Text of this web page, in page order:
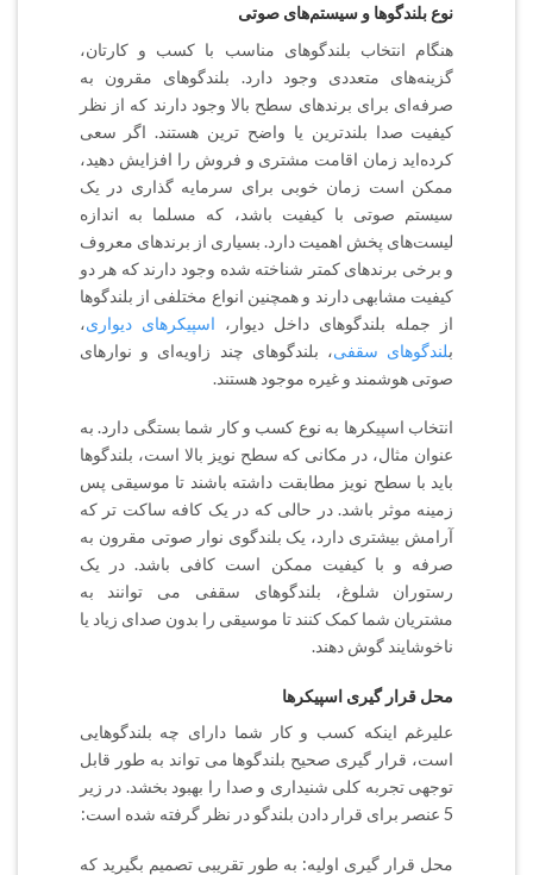
نوع بلندگوها و سیستم‌های صوتی
هنگام انتخاب بلندگوهای مناسب با کسب و کارتان‌،
گزینه‌های متعددی وجود دارد. بلندگوهای مقرون به
صرفه‌ای برای برندهای سطح بالا وجود دارند که از نظر
کیفیت صدا بلندترین یا واضح ترین هستند. اگر سعی
کرده‌اید زمان اقامت مشتری و فروش را افزایش دهید،‌
ممکن است زمان خوبی برای سرمایه گذاری در یک
سیستم صوتی با کیفیت باشد، که مسلما به اندازه
لیست‌های پخش اهمیت دارد. بسیاری از برندهای معروف
و برخی برندهای کمتر شناخته شده وجود دارند که هر دو
کیفیت مشابهی دارند و همچنین انواع مختلفی از بلندگوها
از جمله بلندگوهای داخل دیوار،‌ اسپیکرهای دیواری،
بلندگوهای سقفی،‌ بلندگوهای چند زاویه‌ای و نوارهای
صوتی هوشمند و غیره موجود هستند.
انتخاب اسپیکرها به نوع کسب و کار شما بستگی دارد. به
عنوان مثال،‌ در مکانی که سطح نویز بالا است،‌ بلندگوها
باید با سطح نویز مطابقت داشته باشند تا موسیقی پس
زمینه موثر باشد. در حالی که در یک کافه ساکت تر که
آرامش بیشتری دارد، یک بلندگوی نوار صوتی مقرون به
صرفه و با کیفیت ممکن است کافی باشد. در یک
رستوران شلوغ،‌ بلندگوهای سقفی می توانند به
مشتریان شما کمک کنند تا موسیقی را بدون صدای زیاد یا
ناخوشایند گوش دهند.
محل قرار گیری اسپیکرها
علیرغم اینکه کسب و کار شما دارای چه بلندگوهایی
است، قرار گیری صحیح بلندگوها می تواند به طور قابل
توجهی تجربه کلی شنیداری و صدا را بهبود بخشد. در زیر
5 عنصر برای قرار دادن بلندگو در نظر گرفته شده است:
محل قرار گیری اولیه: به طور تقریبی تصمیم بگیرید که